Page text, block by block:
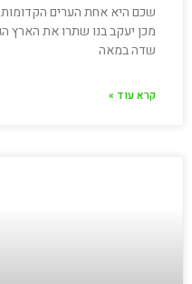
שכם היא אחת הערים
מכן יעקב בנו שתרו את הארץ
שדה במאה
קרא עוד »